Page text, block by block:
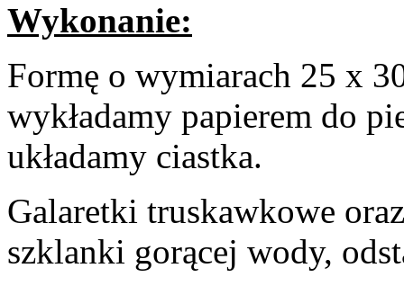
Wykonanie:
Formę o wymiarach 25 x
wykładamy papierem do
układamy ciastka.
Galaretki truskawkowe
szklanki gorącej wody,